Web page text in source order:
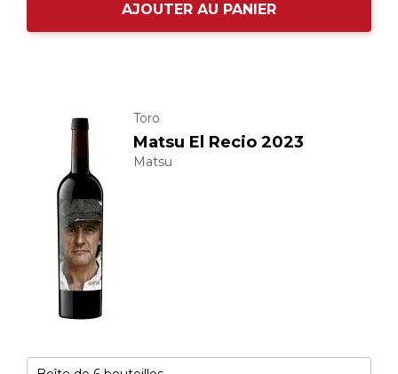
AJOUTER AU PANIER
Toro
Matsu El Recio 2023
Matsu